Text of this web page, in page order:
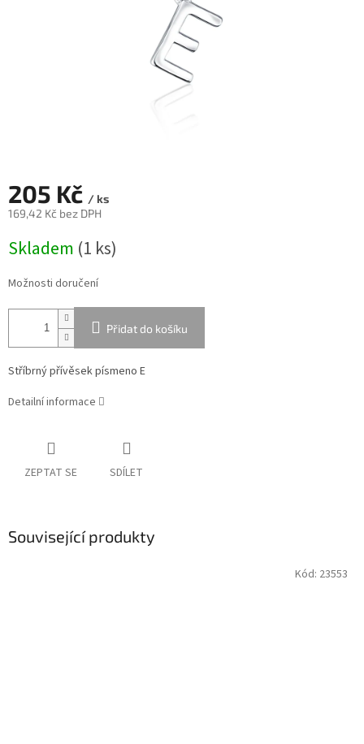
205 Kč / ks
169,42 Kč bez DPH
cena:
Skladem (1 ks)
Možnosti doručení
Přidat do košíku
Stříbrný přívěsek písmeno E
Detailní informace
ZEPTAT SE SDÍLET
Související produkty
Kód: 23553